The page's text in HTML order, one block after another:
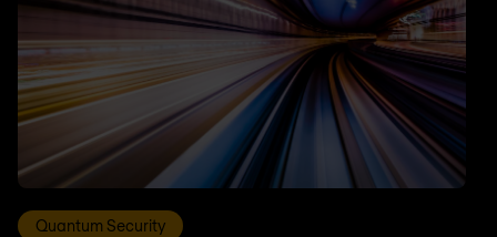
Quantum Security